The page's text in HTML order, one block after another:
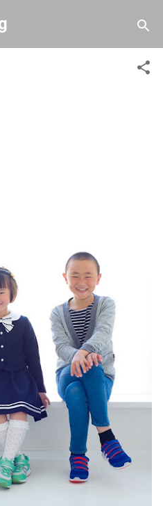
コンテンツに移動